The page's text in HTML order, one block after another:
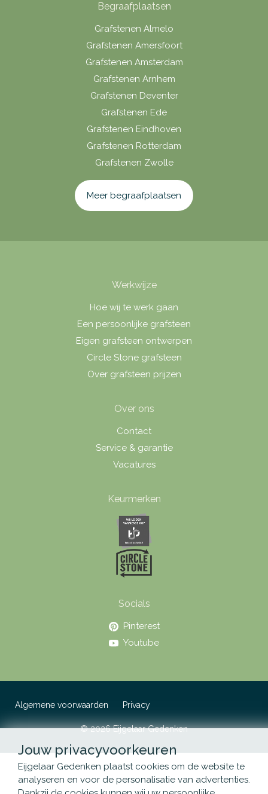
Begraafplaatsen
Grafstenen Almelo
Grafstenen Amersfoort
Grafstenen Amsterdam
Grafstenen Arnhem
Grafstenen Deventer
Grafstenen Ede
Grafstenen Eindhoven
Grafstenen Rotterdam
Grafstenen Zwolle
Meer begraafplaatsen
Werkwijze
Hoe wij te werk gaan
Een persoonlijke grafsteen
Eigen grafsteen ontwerpen
Circle Stone grafsteen
Over grafsteen prijzen
Over ons
Contact
Service & garantie
Vacatures
Keurmerken
Socials
Pinterest
Youtube
Algemene voorwaarden Privacy
© 2026 Eijgelaar Gedenken
Jouw privacyvoorkeuren
Eijgelaar Gedenken plaatst cookies om de website te
analyseren en voor de personalisatie van advertenties.